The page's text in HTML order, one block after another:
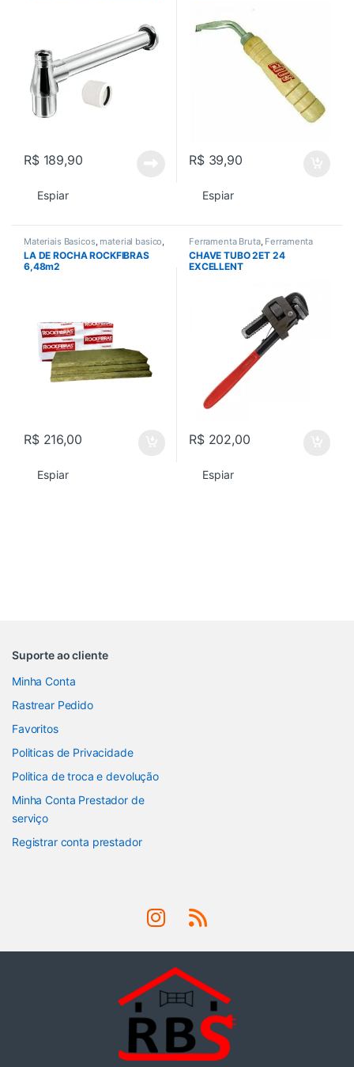
R$189,90
Espiar
R$39,90
Espiar
Materiais Basicos, material basico
Todos,Vedacao
LA DE ROCHA ROCKFIBRAS
6,48m2
R$216,00
Espiar
Ferramenta Bruta, Ferramenta
manual, Ferramentas, Todos
CHAVE TUBO 2ET 24
EXCELLENT
R$202,00
Espiar
Suporte ao cliente
Minha Conta
Rastrear Pedido
Favoritos
Politicas de Privacidade
Politica de troca e devolução
Minha Conta Prestador de
serviço
Registrar conta prestador